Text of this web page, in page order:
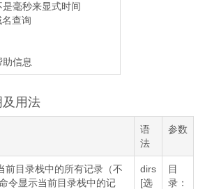
毫秒来显式时间
名查询
信息
用法
语
法
参数
前目录栈中的所有记录（不
令显示当前目录栈中的记
dirs
[选
目
录：